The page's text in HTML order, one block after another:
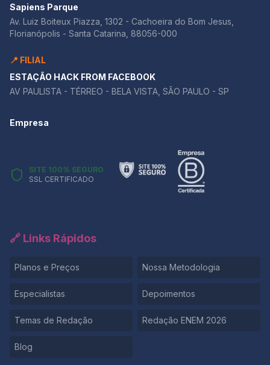
Sapiens Parque
Av. Luiz Boiteux Piazza, 1302 - Cachoeira do Bom Jesus,
Florianópolis - Santa Catarina, 88056-000
📍 FILIAL
ESTAÇÃO HACK FROM FACEBOOK
AV PAULISTA - TÉRREO - BELA VISTA, SÃO PAULO - SP
Empresa
SITE 100% SEGURO
SSL CERTIFICADO
🔗 Links Rápidos
Planos e Preços Nossa Metodologia
Especialistas Depoimentos
Temas de Redação Redação ENEM 2026
Blog